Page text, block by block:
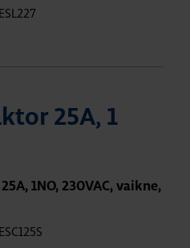
25A, 1
1NO, 230VAC, vaikne,